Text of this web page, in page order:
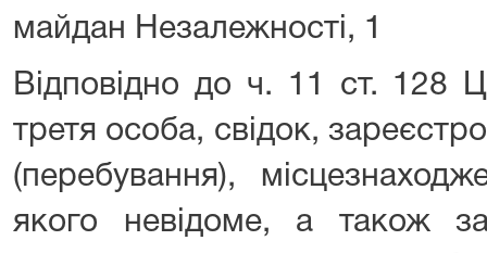
майдан Незалежності, 1
Відповідно до ч. 11 ст. 128
третя особа, свідок,
(перебування),
якого невідоме, а також